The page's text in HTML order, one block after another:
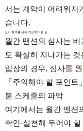
서는 계약이 어려워지
습니다.
심사 통과를 위해 조심해야 할 일
월간 맨션의 심사는
도 확실히 지나가는
입장의 경우, 심사를
「주의해야 할 포인
불 스케줄의 파악
여기에서는 월간 맨션
확인·실천해 두어야